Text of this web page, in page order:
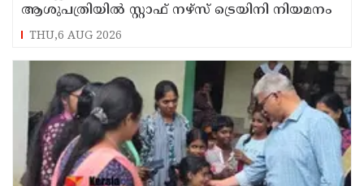
ആശുപത്രിയിൽ സ്റ്റാഫ് നഴ്‌സ് ട്രെയിനി നിയമനം
THU,6 AUG 2026